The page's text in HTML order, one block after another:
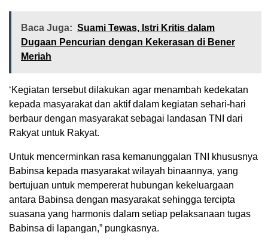
Baca Juga: Suami Tewas, Istri Kritis dalam
Dugaan Pencurian dengan Kekerasan di Bener
Meriah
‘Kegiatan tersebut dilakukan agar menambah kedekatan
kepada masyarakat dan aktif dalam kegiatan sehari-hari
berbaur dengan masyarakat sebagai landasan TNI dari
Rakyat untuk Rakyat.
Untuk mencerminkan rasa kemanunggalan TNI khususnya
Babinsa kepada masyarakat wilayah binaannya, yang
bertujuan untuk mempererat hubungan kekeluargaan
antara Babinsa dengan masyarakat sehingga tercipta
suasana yang harmonis dalam setiap pelaksanaan tugas
Babinsa di lapangan,” pungkasnya.